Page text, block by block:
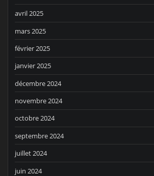
avril 2025
mars 2025
février 2025
janvier 2025
décembre 2024
novembre 2024
octobre 2024
septembre 2024
juillet 2024
juin 2024